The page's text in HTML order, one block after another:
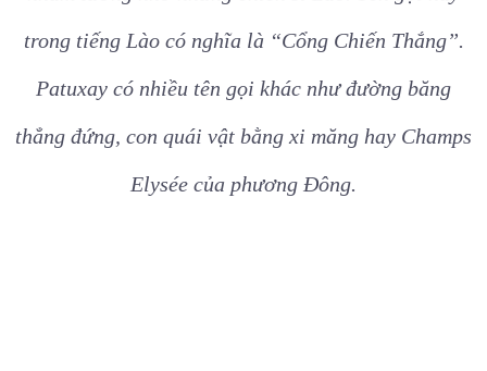
trong tiếng Lào có nghĩa là “Cổng Chiến Thắng”.
Patuxay có nhiều tên gọi khác như đường băng
thẳng đứng, con quái vật bằng xi măng hay Champs
Elysée của phương Đông.